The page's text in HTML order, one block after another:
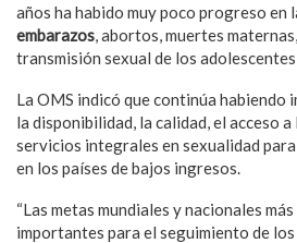
años ha habido muy poco progreso en
embarazos, abortos, muertes
transmisión sexual de los
La OMS indicó que continúa habiendo
la disponibilidad, la calidad, el acceso
servicios integrales en sexualidad
en los países de bajos ingresos.
“Las metas mundiales y nacionales
importantes para el seguimiento de